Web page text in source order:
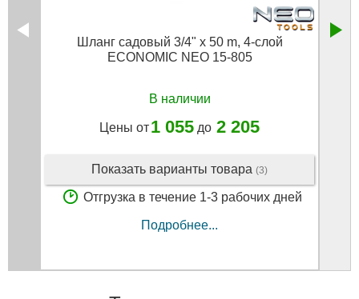
Шланг садовый 3/4" x 50 m, 4-слой
ECONOMIC NEO 15-805
В наличии
Цены от1 055 до 2 205
Показать варианты товара (3)
Отгрузка в течение 1-3 рабочих дней
Подробнее...